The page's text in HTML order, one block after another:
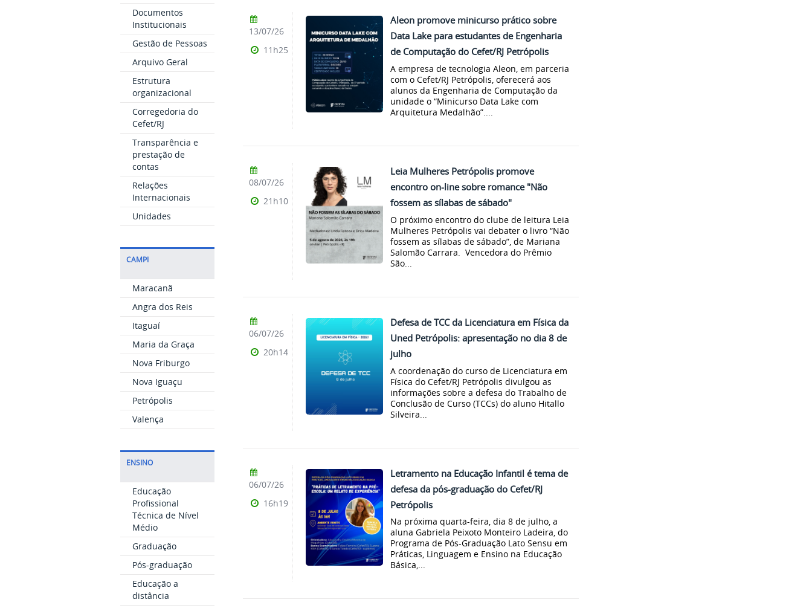
Documentos
Institucionais
Gestão de Pessoas
Arquivo Geral
Estrutura
organizacional
Corregedoria do
Cefet/RJ
Transparência e
prestação de
contas
Relações
Internacionais
Unidades
CAMPI
Maracanã
Angra dos Reis
Itaguaí
Maria da Graça
Nova Friburgo
Nova Iguaçu
Petrópolis
Valença
ENSINO
Educação
Profissional
Técnica de Nível
Médio
Graduação
Pós-graduação
Educação a
distância
Aleon promove minicurso prático sobre
Data Lake para estudantes de Engenharia
de Computação do Cefet/RJ Petrópolis
A empresa de tecnologia Aleon, em parceria
com o Cefet/RJ Petrópolis, oferecerá aos
alunos da Engenharia de Computação da
unidade o “Minicurso Data Lake com
Arquitetura Medalhão”....
13/07/26
11h25
Leia Mulheres Petrópolis promove
encontro on-line sobre romance "Não
fossem as sílabas de sábado"
O próximo encontro do clube de leitura Leia
Mulheres Petrópolis vai debater o livro “Não
fossem as sílabas de sábado”, de Mariana
Salomão Carrara. Vencedora do Prêmio
São...
08/07/26
21h10
Defesa de TCC da Licenciatura em Física da
Uned Petrópolis: apresentação no dia 8 de
julho
A coordenação do curso de Licenciatura em
Física do Cefet/RJ Petrópolis divulgou as
informações sobre a defesa do Trabalho de
Conclusão de Curso (TCCs) do aluno Hitallo
Silveira...
06/07/26
20h14
Letramento na Educação Infantil é tema de
defesa da pós-graduação do Cefet/RJ
Petrópolis
Na próxima quarta-feira, dia 8 de julho, a
aluna Gabriela Peixoto Monteiro Ladeira, do
Programa de Pós-Graduação Lato Sensu em
Práticas, Linguagem e Ensino na Educação
Básica,...
06/07/26
16h19